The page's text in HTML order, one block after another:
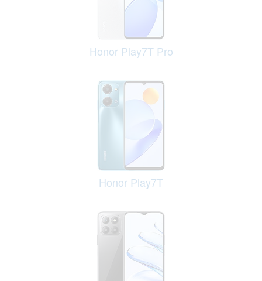
Honor Play7T Pro
Honor Play7T